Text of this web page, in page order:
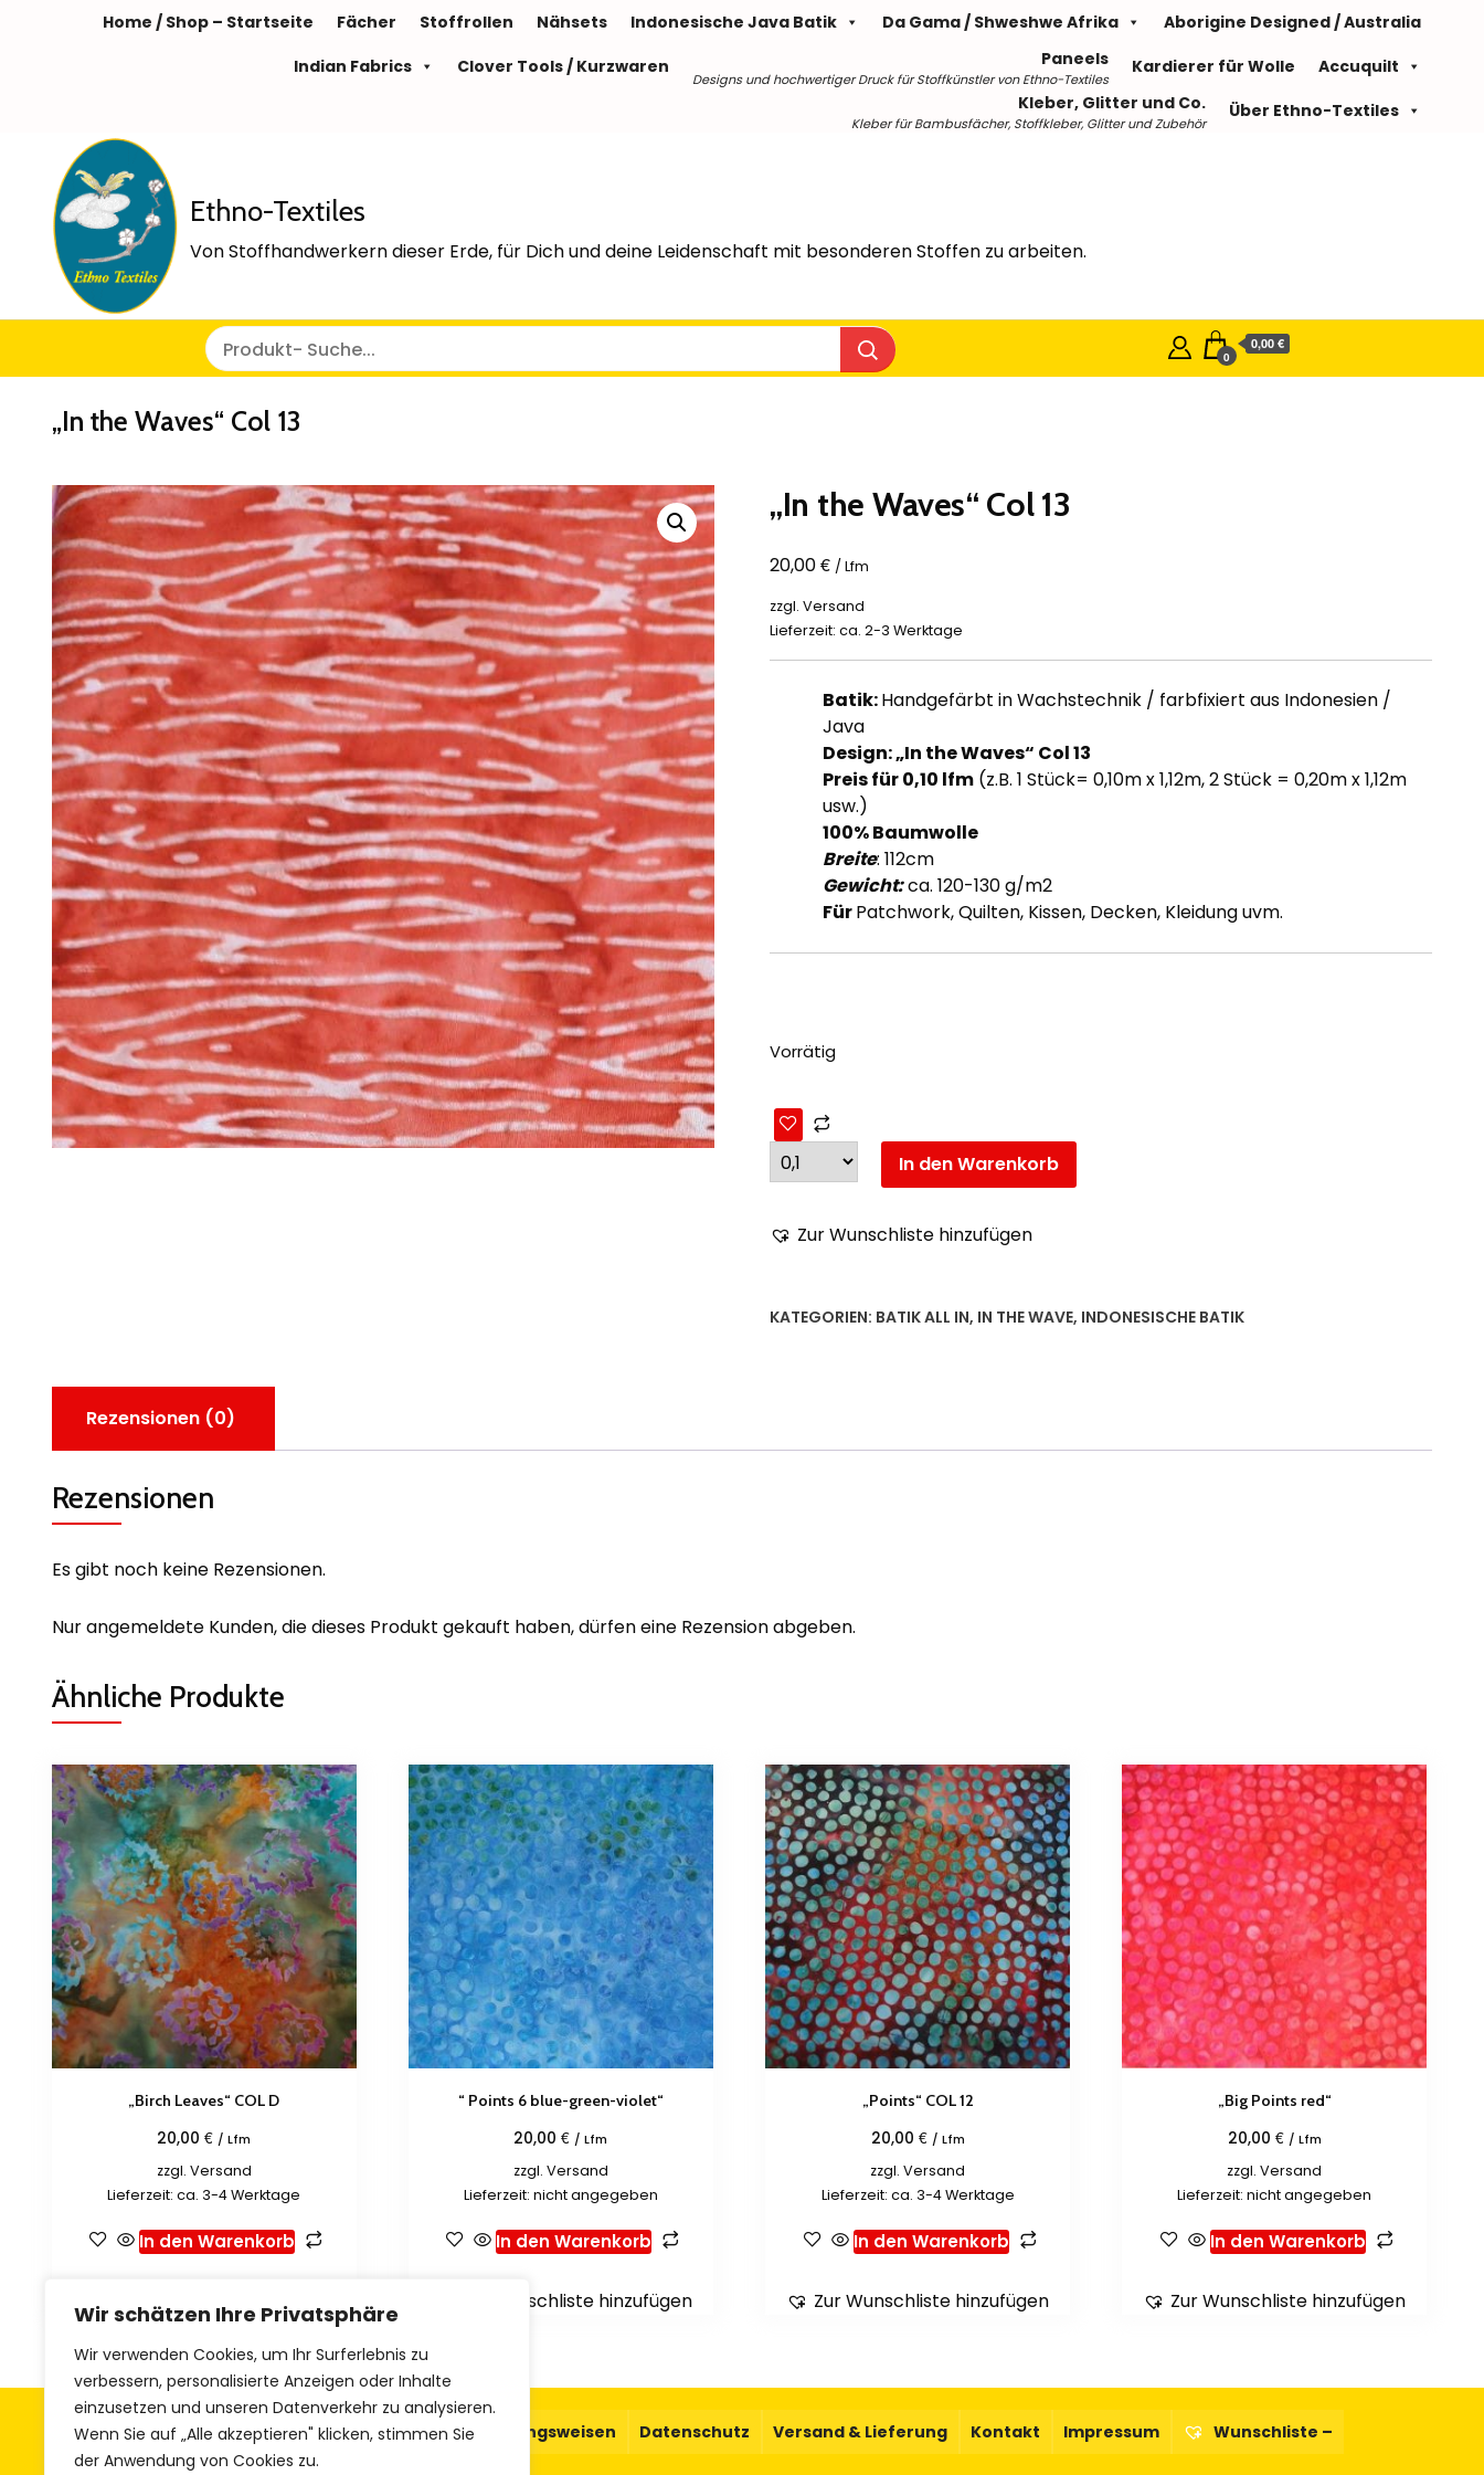
Wir schätzen Ihre Privatsphäre
Wir verwenden Cookies, um Ihr Surferlebnis zu
verbessern, personalisierte Anzeigen oder Inhalte
einzusetzen und unseren Datenverkehr zu analysieren.
Wenn Sie auf „Alle akzeptieren" klicken, stimmen Sie
der Anwendung von Cookies zu.
Home / Shop – Startseite Fächer Stoffrollen Nähsets Indonesische Java Batik Da Gama / Shweshwe Afrika
Aborigine Designed / Australia
Indian Fabrics
Clover Tools / Kurzwaren Paneels
Designs und hochwertiger Druck für Stoffkünstler von Ethno-Textiles
Kardierer für Wolle
Accuquilt
Kleber, Glitter und Co.
Kleber für Bambusfächer, Stoffkleber, Glitter und Zubehör
Über Ethno-Textiles
Ethno-Textiles
Von Stoffhandwerkern dieser Erde, für Dich und deine Leidenschaft mit besonderen Stoffen zu arbeiten.
0
0,00 €
„In the Waves“ Col 13
„In the Waves“ Col 13
20,00€ / Lfm
zzgl. Versand
Lieferzeit: ca. 2-3 Werktage
Batik:Handgefärbt in Wachstechnik / farbfixiert aus Indonesien /
Java
Design: „In the Waves“ Col 13
Preis für 0,10 lfm (z.B. 1 Stück= 0,10m x 1,12m, 2 Stück = 0,20m x 1,12m
usw.)
100% Baumwolle
Breite: 112cm
Gewicht:ca. 120-130 g/m2
FürPatchwork, Quilten, Kissen, Decken, Kleidung uvm.
Vorrätig
In den Warenkorb
Zur Wunschliste hinzufügen
KATEGORIEN: BATIK ALL IN, IN THE WAVE, INDONESISCHE BATIK
Rezensionen (0)
Rezensionen
Es gibt noch keine Rezensionen.
Nur angemeldete Kunden, die dieses Produkt gekauft haben, dürfen eine Rezension abgeben.
Ähnliche Produkte
„Birch Leaves“ COL D
20,00€ / Lfm
zzgl. Versand
Lieferzeit: ca. 3-4 Werktage
In den Warenkorb
Zur Wunschliste hinzufügen
“ Points 6 blue-green-violet“
20,00€ / Lfm
zzgl. Versand
Lieferzeit: nicht angegeben
In den Warenkorb
Zur Wunschliste hinzufügen
„Points“ COL 12
20,00 € / Lfm
zzgl.Versand
Lieferzeit: ca. 3-4 Werktage
In den Warenkorb
Zur Wunschliste hinzufügen
„Big Points red“
20,00 € / Lfm
zzgl.Versand
Lieferzeit: nicht angegeben
In den Warenkorb
Zur Wunschliste hinzufügen
Allgemeine Geschäftsbedingungen Zahlungsweisen Datenschutz Versand & Lieferung Kontakt Impressum Wunschliste –